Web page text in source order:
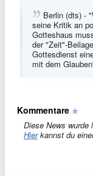
Berlin (dts) -
seine Kritik an
Gotteshaus
der "Zeit"-
Gottesdienst
mit dem
Kommentare
Diese News wurde
Hierkannst du